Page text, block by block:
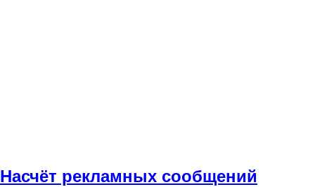
Насчёт рекламных сообщений